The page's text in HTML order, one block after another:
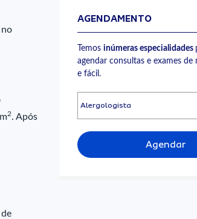
2. Após
AGENDAMENTO
Temos inúmeras especialidades
agendar consultas e exames de
e fácil.
Agendar